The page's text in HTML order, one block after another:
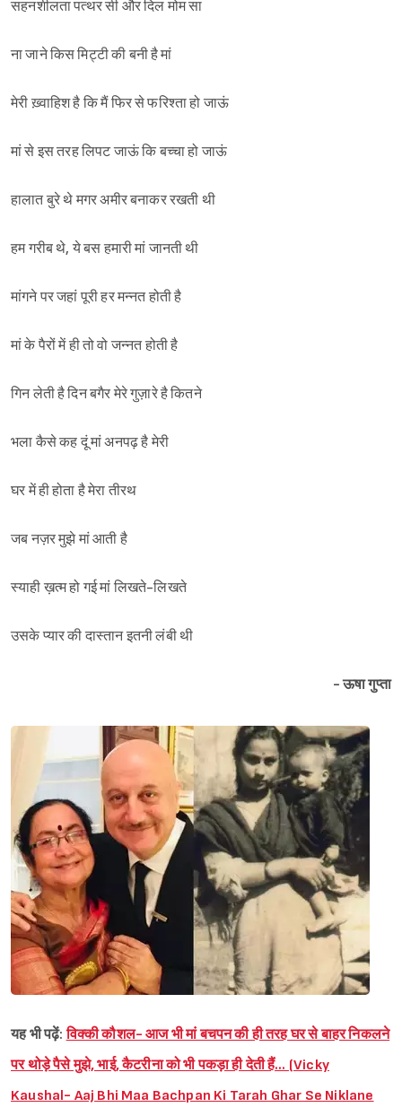
सहनशीलता पत्थर सी और दिल मोम सा
ना जाने किस मिट्टी की बनी है मां
मेरी ख़्वाहिश है कि मैं फिर से फरिश्ता हो जाऊं
मां से इस तरह लिपट जाऊं कि बच्चा हो जाऊं
हालात बुरे थे मगर अमीर बनाकर रखती थी
हम गरीब थे, ये बस हमारी मां जानती थी
मांगने पर जहां पूरी हर मन्नत होती है
मां के पैरों में ही तो वो जन्नत होती है
गिन लेती है दिन बगैर मेरे गुज़ारे है कितने
भला कैसे कह दूं मां अनपढ़ है मेरी
घर में ही होता है मेरा तीरथ
जब नज़र मुझे मां आती है
स्याही ख़त्म हो गई मां लिखते-लिखते
उसके प्यार की दास्तान इतनी लंबी थी
- ऊषा गुप्ता
यह भी पढ़ें:विक्की कौशल- आज भी मां बचपन की ही तरह घर से बाहर निकलने
पर थोड़े पैसे मुझे, भाई, कैटरीना को भी पकड़ा ही देती हैं… (Vicky
Kaushal- Aaj Bhi Maa Bachpan Ki Tarah Ghar Se Niklane